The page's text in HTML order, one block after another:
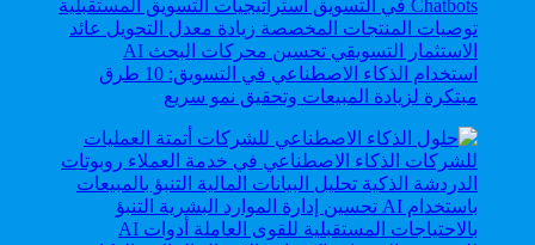
استخدام الذكاء الاصطناعي في التسويق: 10 طرق
مبتكرة لزيادة المبيعات وتحقيق نمو سريع